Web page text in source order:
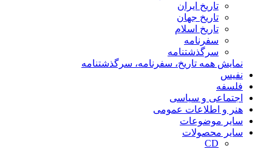
تاریخ ایران
تاریخ جهان
تاریخ اسلام
سفرنامه
سرگذشتنامه
نمایش همه تاریخ، سفرنامه، سرگذشتنامه
نفیس
فلسفه
اجتماعی و سیاسی
هنر و اطلاعات عمومی
سایر موضوعات
سایر محصولات
CD